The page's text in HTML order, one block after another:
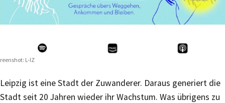
L-IZ
Leipzig ist eine Stadt der Zuwanderer. Daraus generiert die
Stadt seit 20 Jahren wieder ihr Wachstum. Was übrigens zu